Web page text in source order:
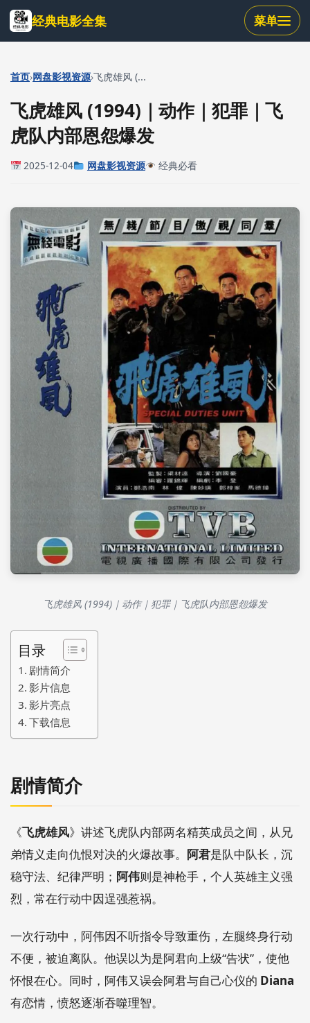
跳
到
主
内
经典电影全集 菜单
首页›网盘影视资源›飞虎雄风 (...
飞虎雄风 (1994)｜动作｜犯罪｜飞
虎队内部恩怨爆发
2025-12-04 网盘影视资源 经典必看
飞虎雄风 (1994)｜动作｜犯罪｜飞虎队内部恩怨爆发
目录
剧情简介
影片信息
影片亮点
下载信息
剧情简介
《飞虎雄风》讲述飞虎队内部两名精英成员之间，从兄
弟情义走向仇恨对决的火爆故事。 阿君是队中队长，沉
稳守法、纪律严明； 阿伟则是神枪手，个人英雄主义强
烈，常在行动中因逞强惹祸。
一次行动中，阿伟因不听指令导致重伤，左腿终身行动
不便，被迫离队。他误以为是阿君向上级“告状”，使他
怀恨在心。同时，阿伟又误会阿君与自己心仪的 Diana
有恋情，愤怒逐渐吞噬理智。